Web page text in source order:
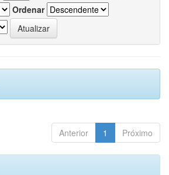
Ordenar
Anterior 1 Próximo